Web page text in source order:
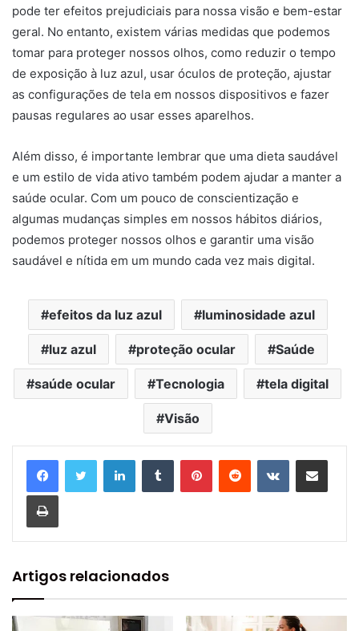
pode ter efeitos prejudiciais para nossa visão e bem-estar
geral. No entanto, existem várias medidas que podemos
tomar para proteger nossos olhos, como reduzir o tempo
de exposição à luz azul, usar óculos de proteção, ajustar
as configurações de tela em nossos dispositivos e fazer
pausas regulares ao usar esses aparelhos.
Além disso, é importante lembrar que uma dieta saudável
e um estilo de vida ativo também podem ajudar a manter a
saúde ocular. Com um pouco de conscientização e
algumas mudanças simples em nossos hábitos diários,
podemos proteger nossos olhos e garantir uma visão
saudável e nítida em um mundo cada vez mais digital.
efeitos da luz azul luminosidade azul
luz azul proteção ocular Saúde
saúde ocular Tecnologia tela digital
Visão
Artigos relacionados